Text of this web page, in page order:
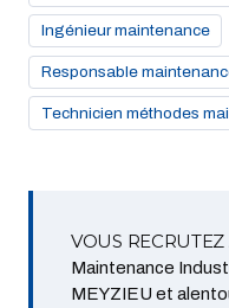
Ingénieur maintenance
Responsable
Technicien méthodes
VOUS
Maintenance
MEYZIEU et